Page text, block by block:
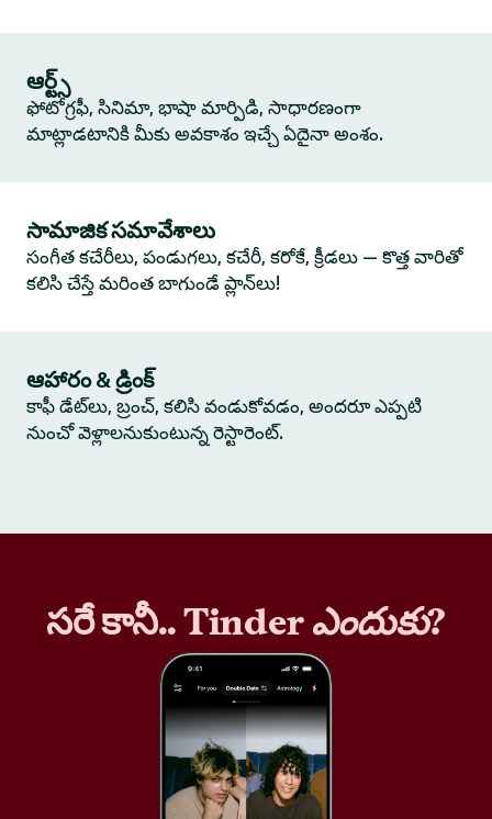
ఆర్ట్స్
ఫోటోగ్రఫీ, సినిమా, భాషా మార్పిడి, సాధారణంగా
మాట్లాడటానికి మీకు అవకాశం ఇచ్చే ఏదైనా అంశం.
సామాజిక సమావేశాలు
సంగీత కచేరీలు, పండుగలు, కచేరీ, కరోకే, క్రీడలు — కొత్త వారితో
కలిసి చేస్తే మరింత బాగుండే ప్లాన్‌లు!
ఆహారం & డ్రింక్
కాఫీ డేట్‌లు, బ్రంచ్, కలిసి వండుకోవడం, అందరూ ఎప్పటి
నుంచో వెళ్లాలనుకుంటున్న రెస్టారెంట్.
సరే కానీ.. Tinderఎందుకు?